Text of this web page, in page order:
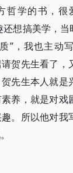
哲学的书，很
想搞美学，
”，我也主动
贺先生看了，
先生本人就是
养，就是对戏
。所以他对我